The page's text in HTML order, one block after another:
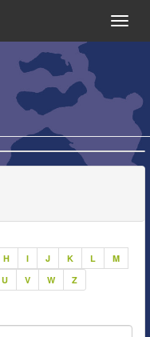
H I J K L
M
U V W Z